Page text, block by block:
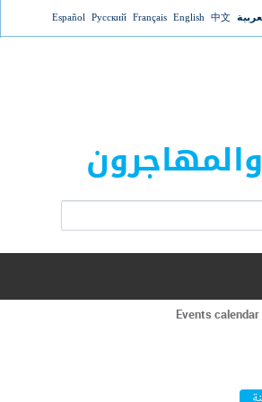
Jump to navigation
中文
English
Français
Русский
Español
Events calendar